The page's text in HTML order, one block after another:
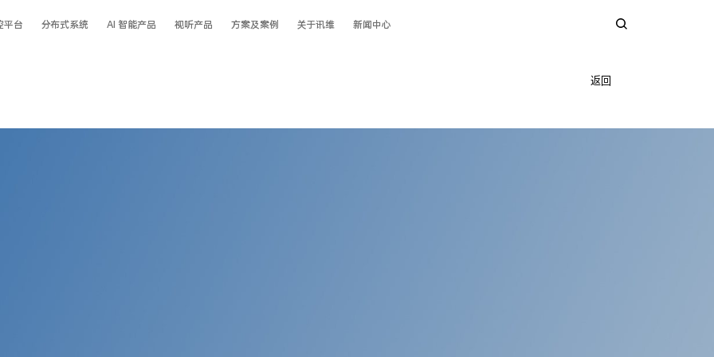
平台 分布式系统 AI 智能产品 视听产品 方案及案例 关于讯维 新闻中心
返回